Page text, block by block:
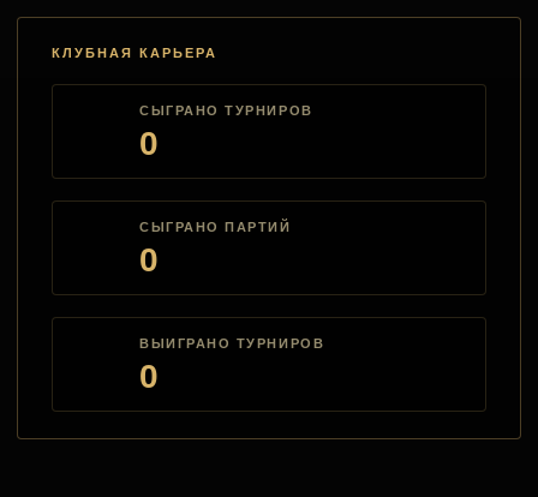
КЛУБНАЯ КАРЬЕРА
СЫГРАНО ТУРНИРОВ
0
СЫГРАНО ПАРТИЙ
0
ВЫИГРАНО ТУРНИРОВ
0